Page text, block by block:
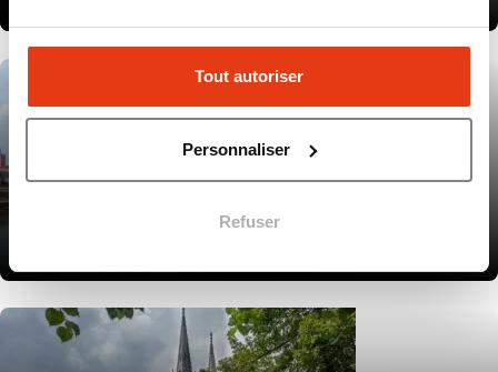
Tout autoriser
Personnaliser
Refuser